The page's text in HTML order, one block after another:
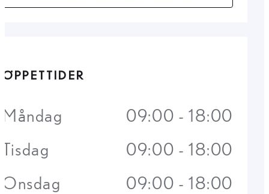
ÖPPETTIDER
Måndag
09:00 - 18:00
Tisdag
09:00 - 18:00
Onsdag
09:00 - 18:00